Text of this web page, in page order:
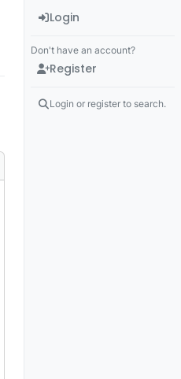
Login
Don't have an account?
Register
Login or register to search.